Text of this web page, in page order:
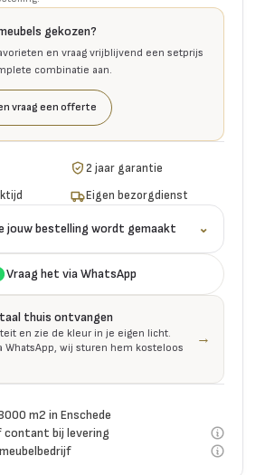
gekozen?
en vraag vrijblijvend een setprijs
combinatie aan.
vraag een offerte
2 jaar garantie
Eigen bezorgdienst
jouw bestelling wordt gemaakt ⌄
Vraag het via WhatsApp
thuis ontvangen
en zie de kleur in je eigen licht.
WhatsApp, wij sturen hem kosteloos
→
m2 in Enschede
contant bij levering